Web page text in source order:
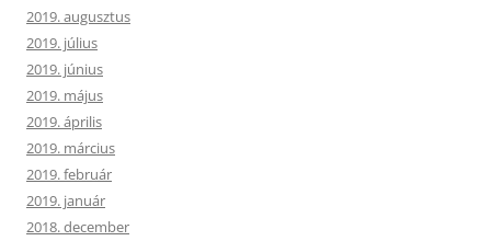
2019. augusztus
2019. július
2019. június
2019. május
2019. április
2019. március
2019. február
2019. január
2018. december